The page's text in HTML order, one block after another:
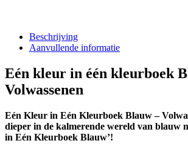
Beschrijving
Aanvullende informatie
Eén kleur in één kleurboek
Volwassenen
Eén Kleur in Eén Kleurboek Blauw –
dieper in de kalmerende wereld van blauw
in Eén Kleurboek Blauw’!